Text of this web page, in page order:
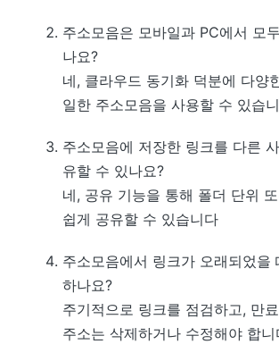
주소모음은 모바일과 PC에서 모
나요?
네, 클라우드 동기화 덕분에 다양
일한 주소모음을 사용할 수 있습
주소모음에 저장한 링크를 다른
유할 수 있나요?
네, 공유 기능을 통해 폴더 단위
쉽게 공유할 수 있습니다
주소모음에서 링크가 오래되었을
하나요?
주기적으로 링크를 점검하고, 만
주소는 삭제하거나 수정해야 합니